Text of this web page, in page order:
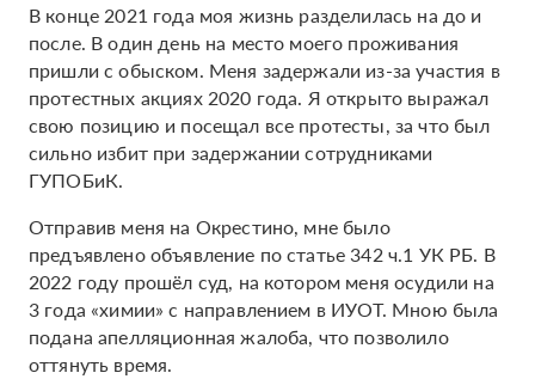
В конце 2021 года моя жизнь разделилась на до и
после. В один день на место моего проживания
пришли с обыском. Меня задержали из-за участия в
протестных акциях 2020 года. Я открыто выражал
свою позицию и посещал все протесты, за что был
сильно избит при задержании сотрудниками
ГУПОБиК.
Отправив меня на Окрестино, мне было
предъявлено объявление по статье 342 ч.1 УК РБ. В
2022 году прошёл суд, на котором меня осудили на
3 года «химии» с направлением в ИУОТ. Мною была
подана апелляционная жалоба, что позволило
оттянуть время.